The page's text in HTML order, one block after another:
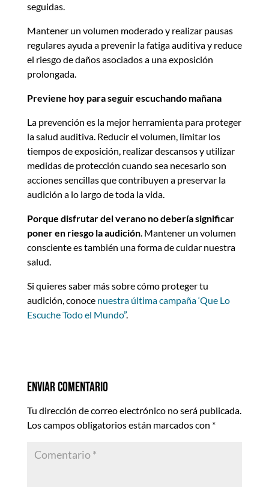
seguidas.
Mantener un volumen moderado y realizar pausas
regulares ayuda a prevenir la fatiga auditiva y reduce
el riesgo de daños asociados a una exposición
prolongada.
Previene hoy para seguir escuchando mañana
La prevención es la mejor herramienta para proteger
la salud auditiva. Reducir el volumen, limitar los
tiempos de exposición, realizar descansos y utilizar
medidas de protección cuando sea necesario son
acciones sencillas que contribuyen a preservar la
audición a lo largo de toda la vida.
Porque disfrutar del verano no debería significar
poner en riesgo la audición. Mantener un volumen
consciente es también una forma de cuidar nuestra
salud.
Si quieres saber más sobre cómo proteger tu
audición, conoce nuestra última campaña ‘Que Lo
Escuche Todo el Mundo”.
Enviar comentario
Tu dirección de correo electrónico no será publicada.
Los campos obligatorios están marcados con *